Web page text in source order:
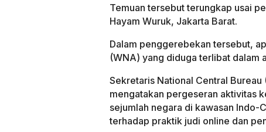
Temuan tersebut terungkap usai
Hayam Wuruk, Jakarta Barat.
Dalam penggerebekan tersebut,
(WNA) yang diduga terlibat dalam
Sekretaris National Central
mengatakan pergeseran aktivitas
sejumlah negara di kawasan Indo-
terhadap praktik judi online dan